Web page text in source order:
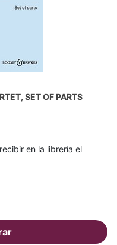
SET OF PARTS
en la librería el